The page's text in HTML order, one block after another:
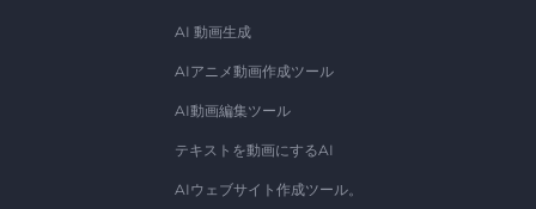
AI 動画生成
AIアニメ動画作成ツール
AI動画編集ツール
テキストを動画にするAI
AIウェブサイト作成ツール。